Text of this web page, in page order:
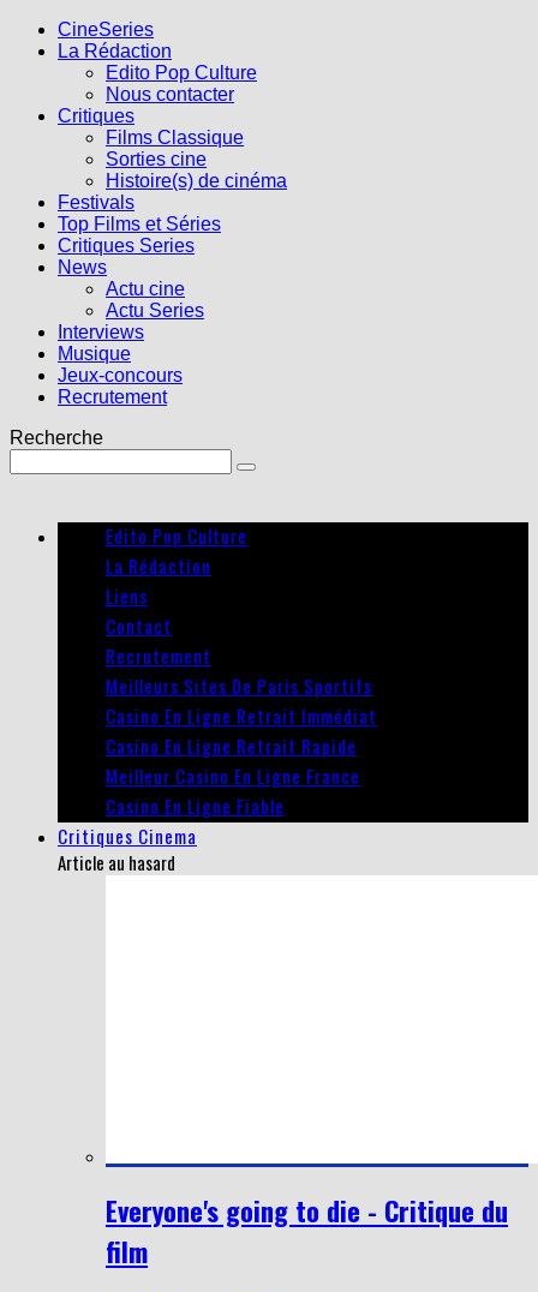
CineSeries
La Rédaction
Edito Pop Culture
Nous contacter
Critiques
Films Classique
Sorties cine
Histoire(s) de cinéma
Festivals
Top Films et Séries
Critiques Series
News
Actu cine
Actu Series
Interviews
Musique
Jeux-concours
Recrutement
Recherche
Edito Pop Culture
La Rédaction
Liens
Contact
Recrutement
Meilleurs Sites De Paris Sportifs
Casino En Ligne Retrait Immédiat
Casino En Ligne Retrait Rapide
Meilleur Casino En Ligne France
Casino En Ligne Fiable
Critiques Cinema
Article au hasard
Everyone's going to die - Critique du
film